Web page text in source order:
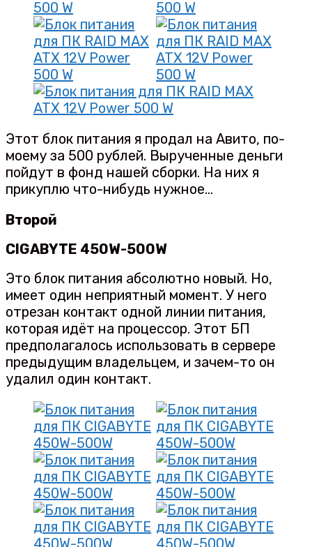
Этот блок питания я продал на Авито, по-
моему за 500 рублей. Вырученные деньги
пойдут в фонд нашей сборки. На них я
прикуплю что-нибудь нужное…
Второй
CIGABYTE 450W-500W
Это блок питания абсолютно новый. Но,
имеет один неприятный момент. У него
отрезан контакт одной линии питания,
которая идёт на процессор. Этот БП
предполагалось использовать в сервере
предыдущим владельцем, и зачем-то он
удалил один контакт.